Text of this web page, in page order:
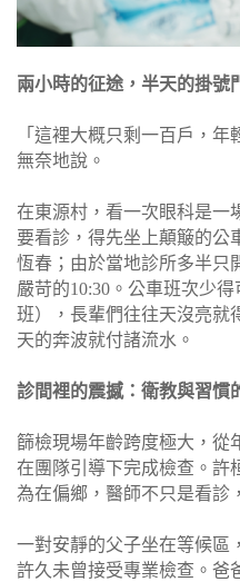
兩小時的征途，半天的掛號
「這裡大概只剩一百戶，
無奈地說。
在東源村，看一次眼科是一
要看診，得先坐上顛簸的公
恆春；由於當地診所多半只
嚴苛的10:30。公車班次少
班），長輩們往往天沒亮就
天的奔波就付諸流水。
診間裡的震撼：衛教與習慣
篩檢現場年齡跨度極大，從
在團隊引導下完成檢查。許
為在偏鄉，醫師不只是看診
一對安靜的父子坐在等候區
許久未曾接受專業檢查。爸